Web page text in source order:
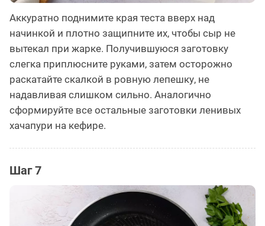
Аккуратно поднимите края теста вверх над
начинкой и плотно защипните их, чтобы сыр не
вытекал при жарке. Получившуюся заготовку
слегка приплюсните руками, затем осторожно
раскатайте скалкой в ровную лепешку, не
надавливая слишком сильно. Аналогично
сформируйте все остальные заготовки ленивых
хачапури на кефире.
Шаг 7